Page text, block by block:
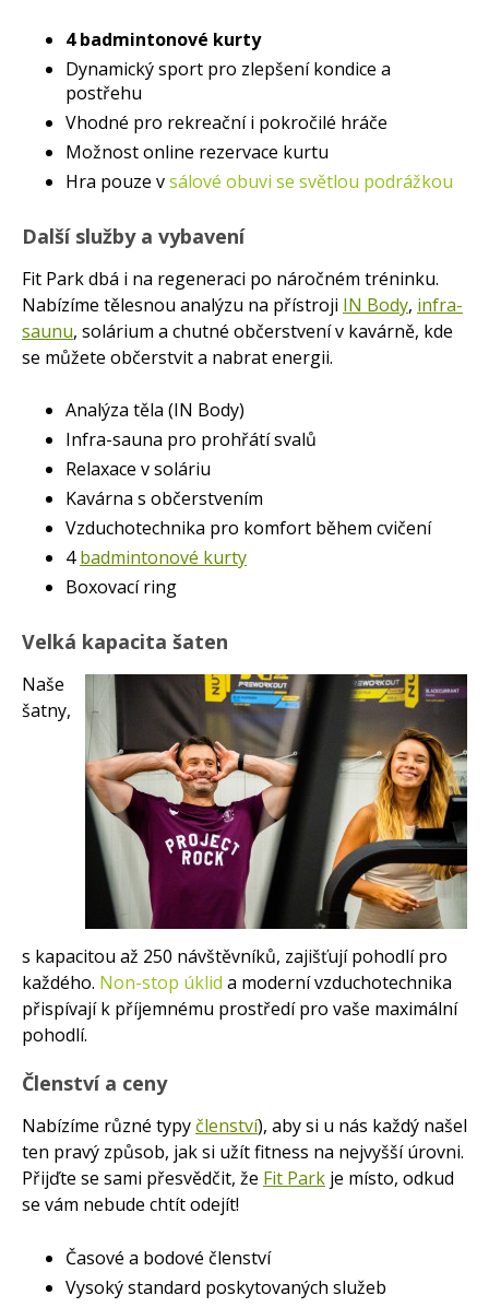
4 badmintonové kurty
Dynamický sport pro zlepšení kondice a
postřehu
Vhodné pro rekreační i pokročilé hráče
Možnost online rezervace kurtu
Hra pouze v
sálové obuvi se světlou podrážkou
Další služby a vybavení
Fit Park dbá i na regeneraci po náročném tréninku.
Nabízíme tělesnou analýzu na přístroji IN Body, infra-
saunu, solárium a chutné občerstvení v kavárně, kde
se můžete občerstvit a nabrat energii.
Analýza těla (IN Body)
Infra-sauna pro prohřátí svalů
Relaxace v soláriu
Kavárna s občerstvením
Vzduchotechnika pro komfort během cvičení
4badmintonové kurty
Boxovací ring
Velká kapacita šaten
Naše
šatny,
s kapacitou až 250 návštěvníků, zajišťují pohodlí pro
každého. Non-stop úklid a moderní vzduchotechnika
přispívají k příjemnému prostředí pro vaše maximální
pohodlí.
Členství a ceny
Nabízíme různé typy členství), aby si u nás každý našel
ten pravý způsob, jak si užít fitness na nejvyšší úrovni.
Přijďte se sami přesvědčit, že Fit Park je místo, odkud
se vám nebude chtít odejít!
Časové a bodové členství
Vysoký standard poskytovaných služeb